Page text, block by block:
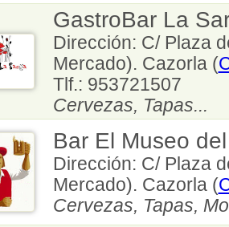
GastroBar La
Dirección: C/ Plaza
Mercado). Cazorla (
Tlf.: 953721507
Cervezas, Tapas...
Bar El Museo
Dirección: C/ Plaza
Mercado). Cazorla (
Cervezas, Tapas,